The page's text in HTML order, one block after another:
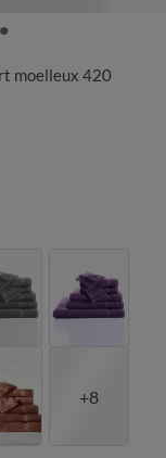
moelleux 420
+8